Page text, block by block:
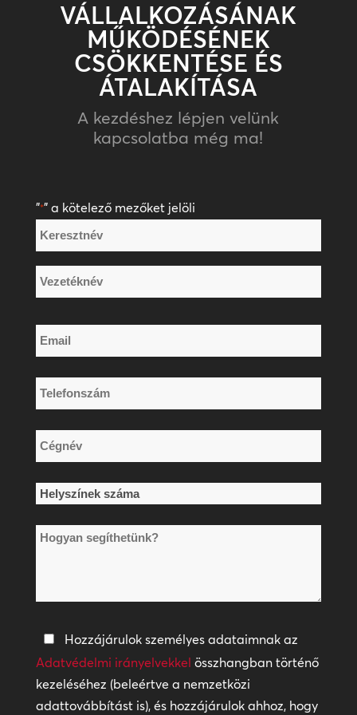
VÁLLALKOZÁSÁNAK
MŰKÖDÉSÉNEK
CSÖKKENTÉSE ÉS
ÁTALAKÍTÁSA
A kezdéshez lépjen velünk
kapcsolatba még ma!
"*" a kötelező mezőket jelöli
Név
*
Keresztnév
Email
*
Telefonszám
*
Cégnév
*
Helyszínek
*Hogyan
Adatvédelmi
irányelvek
*
Hozzájárulok személyes adataimnak az
Adatvédelmi irányelvekkel összhangban történő
kezeléséhez (beleértve a nemzetközi
adattovábbítást is), és hozzájárulok ahhoz, hogy